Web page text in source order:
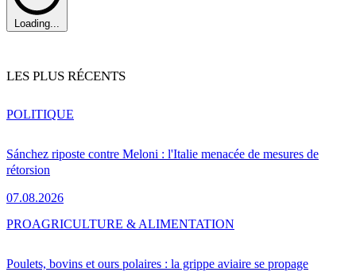
Loading...
LES PLUS RÉCENTS
Sánchez riposte contre Meloni : l'Italie menacée de mesures de
rétorsion
07.08.2026
POLITIQUE
Poulets, bovins et ours polaires : la grippe aviaire se propage
PROAGRICULTURE & ALIMENTATION